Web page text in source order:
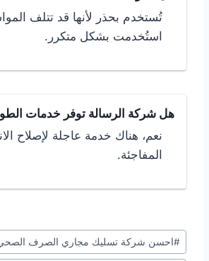
تُستخدم بحذر لأنها قد تتلف
استُخدمت بشكل متكرر.
هل شركة الرسالة توفر خدمات
نعم، هناك خدمة عاجلة لإصلاح
المفاجئة.
وسوم
المقال:
#احسن شركة تسليك مجاري الصرف